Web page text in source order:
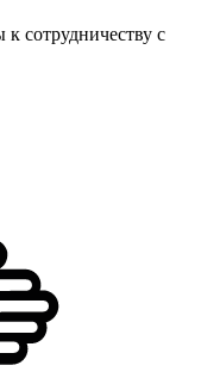
сотрудничеству с